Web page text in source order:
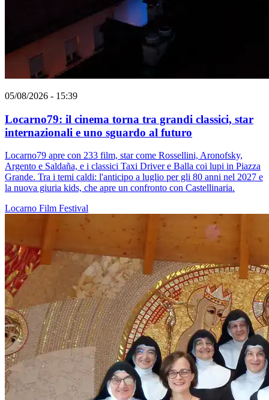
05/08/2026 - 15:39
Locarno79: il cinema torna tra grandi classici, star
internazionali e uno sguardo al futuro
Locarno79 apre con 233 film, star come Rossellini, Aronofsky,
Argento e Saldaña, e i classici Taxi Driver e Balla coi lupi in Piazza
Grande. Tra i temi caldi: l'anticipo a luglio per gli 80 anni nel 2027 e
la nuova giuria kids, che apre un confronto con Castellinaria.
Locarno Film Festival